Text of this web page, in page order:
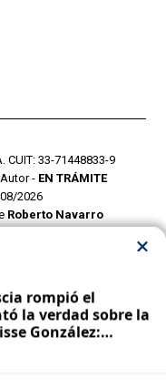
CUIT: 33-71448833-9
- EN TRÁMITE
2026
Roberto Navarro